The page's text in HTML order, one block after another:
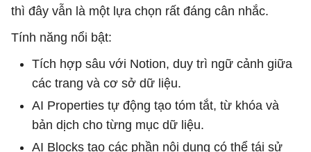
thì đây vẫn là một lựa chọn rất đáng cân nhắc.
Tính năng nổi bật:
Tích hợp sâu với Notion, duy trì ngữ cảnh giữa
các trang và cơ sở dữ liệu.
AI Properties tự động tạo tóm tắt, từ khóa và
bản dịch cho từng mục dữ liệu.
AI Blocks tạo các phần nội dung có thể tái sử